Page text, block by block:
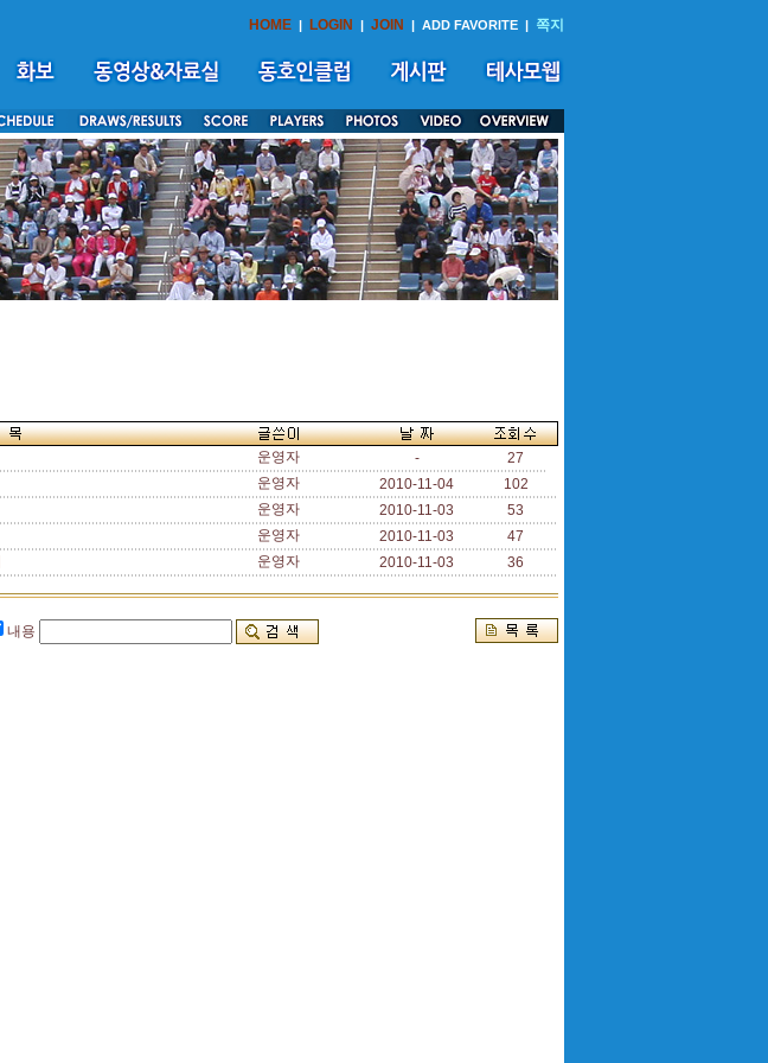
HOME | LOGIN | JOIN | ADD FAVORITE | 쪽지
운영자 -
27
운영자 2010-11-04
102
운영자 2010-11-03
53
운영자 2010-11-03
47
운영자 2010-11-03 36
내용